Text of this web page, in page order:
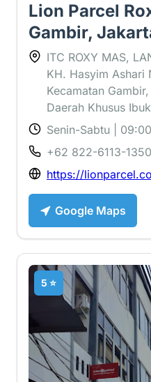
Lion Parcel
Gambir,
ITC ROXY MAS,
KH. Hasyim Ashari
Kecamatan
Daerah Khusus
Senin-Sabtu |
+62 822-6113-1350
https://
Google Maps
5 ⭐